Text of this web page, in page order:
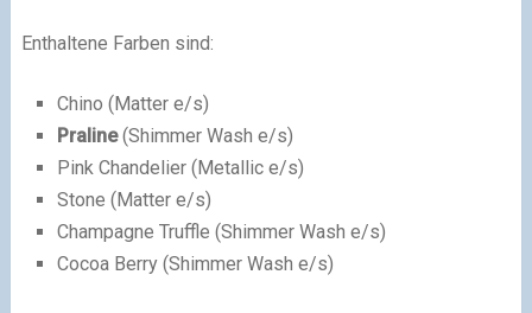
Enthaltene Farben sind:
Chino (Matter e/s)
Praline(Shimmer Wash e/s)
Pink Chandelier (Metallic e/s)
Stone (Matter e/s)
Champagne Truffle (Shimmer Wash e/s)
Cocoa Berry (Shimmer Wash e/s)